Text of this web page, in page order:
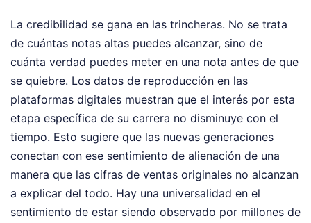
La credibilidad se gana en las trincheras. No se trata
de cuántas notas altas puedes alcanzar, sino de
cuánta verdad puedes meter en una nota antes de que
se quiebre. Los datos de reproducción en las
plataformas digitales muestran que el interés por esta
etapa específica de su carrera no disminuye con el
tiempo. Esto sugiere que las nuevas generaciones
conectan con ese sentimiento de alienación de una
manera que las cifras de ventas originales no alcanzan
a explicar del todo. Hay una universalidad en el
sentimiento de estar siendo observado por millones de